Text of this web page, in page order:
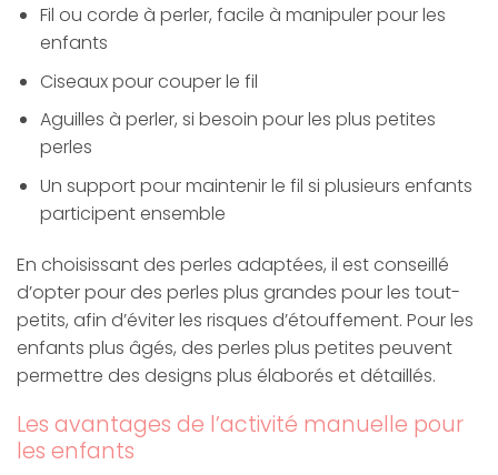
Fil ou corde à perler, facile à manipuler pour les
enfants
Ciseaux pour couper le fil
Aguilles à perler, si besoin pour les plus petites
perles
Un support pour maintenir le fil si plusieurs enfants
participent ensemble
En choisissant des perles adaptées, il est conseillé
d’opter pour des perles plus grandes pour les tout-
petits, afin d’éviter les risques d’étouffement. Pour les
enfants plus âgés, des perles plus petites peuvent
permettre des designs plus élaborés et détaillés.
Les avantages de l’activité manuelle pour
les enfants